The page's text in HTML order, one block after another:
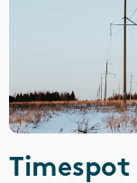
Timespot